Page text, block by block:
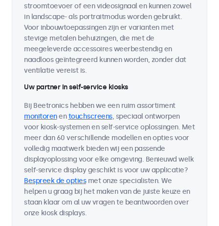
stroomtoevoer of een videosignaal en kunnen zowel
in landscape- als portraitmodus worden gebruikt.
Voor inbouwtoepassingen zijn er varianten met
stevige metalen behuizingen, die met de
meegeleverde accessoires weerbestendig en
naadloos geïntegreerd kunnen worden, zonder dat
ventilatie vereist is.
Uw partner in self-service kiosks
Bij Beetronics hebben we een ruim assortiment
monitorenentouchscreens, speciaal ontworpen
voor kiosk-systemen en self-service oplossingen. Met
meer dan 60 verschillende modellen en opties voor
volledig maatwerk bieden wij een passende
displayoplossing voor elke omgeving. Benieuwd welk
self-service display geschikt is voor uw applicatie?
Bespreek de optiesmet onze specialisten. We
helpen u graag bij het maken van de juiste keuze en
staan klaar om al uw vragen te beantwoorden over
onze kiosk displays.